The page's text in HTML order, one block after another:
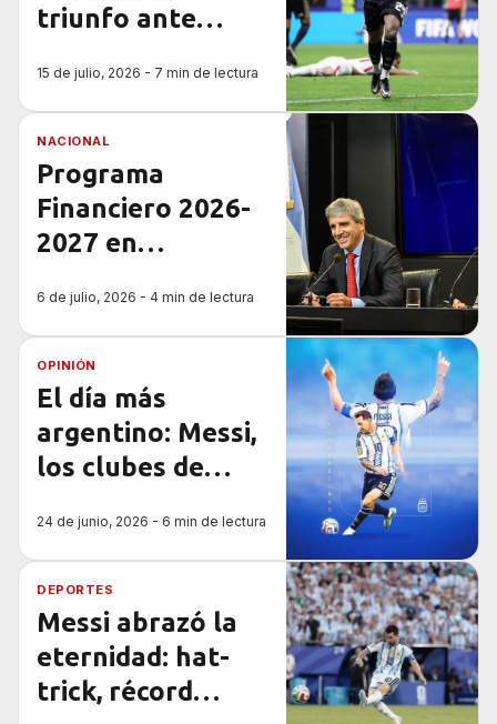
triunfo ante
prueba de que el
deporte también
15 de julio, 2026 - 7 min de lectura
NACIONAL
Programa
Financiero 2026-
2027 en
6 de julio, 2026 - 4 min de lectura
OPINIÓN
El día más
argentino: Messi,
los clubes de
diplomacia
deportiva
24 de junio, 2026 - 6 min de lectura
DEPORTES
Messi abrazó la
eternidad: hat-
trick, récord